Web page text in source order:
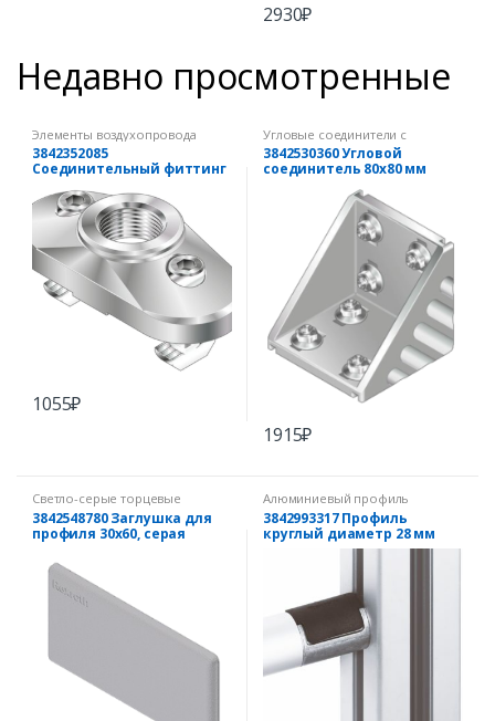
2930₽
Недавно просмотренные
Элементы воздухопровода
3842352085
Соединительный фиттинг
1055₽
Угловые соединители с
комплектом крепежа
3842530360 Угловой
соединитель 80х80 мм
1915₽
Светло-серые торцевые
заглушки
3842548780 Заглушка для
профиля 30х60, серая
Алюминиевый профиль
3842993317 Профиль
круглый диаметр 28 мм